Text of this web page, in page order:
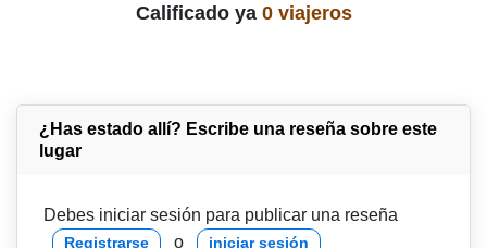
Calificado ya 0 viajeros
¿Has estado allí? Escribe una reseña sobre este
lugar
Debes iniciar sesión para publicar una reseña
Registrarse o iniciar sesión